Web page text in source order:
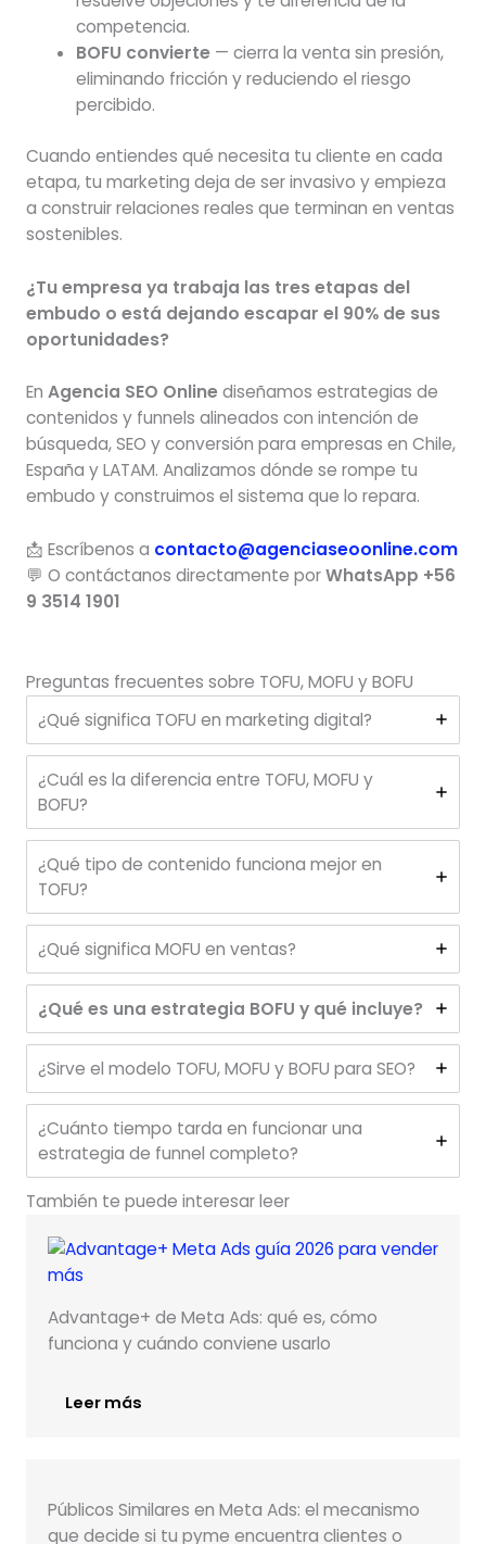
competencia.
BOFU convierte — cierra la venta sin presión,
eliminando fricción y reduciendo el riesgo
percibido.
Cuando entiendes qué necesita tu cliente en cada
etapa, tu marketing deja de ser invasivo y empieza
a construir relaciones reales que terminan en ventas
sostenibles.
¿Tu empresa ya trabaja las tres etapas del
embudo o está dejando escapar el 90% de sus
oportunidades?
En Agencia SEO Onlinediseñamos estrategias de
contenidos y funnels alineados con intención de
búsqueda, SEO y conversión para empresas en Chile,
España y LATAM. Analizamos dónde se rompe tu
embudo y construimos el sistema que lo repara.
📩 Escríbenos a contacto@agenciaseoonline.com
💬 O contáctanos directamente porWhatsApp +56
9 3514 1901
Preguntas frecuentes sobre TOFU, MOFU y BOFU
¿Qué significa TOFU en marketing digital?
¿Cuál es la diferencia entre TOFU, MOFU y
BOFU?
¿Qué tipo de contenido funciona mejor en
TOFU?
¿Qué significa MOFU en ventas?
¿Qué es una estrategia BOFU y qué incluye?
¿Sirve el modelo TOFU, MOFU y BOFU para SEO?
¿Cuánto tiempo tarda en funcionar una
estrategia de funnel completo?
También te puede interesar leer
Advantage+ de Meta Ads: qué es, cómo
funciona y cuándo conviene usarlo
Leer más
Públicos Similares en Meta Ads: el mecanismo
que decide si tu pyme encuentra clientes o